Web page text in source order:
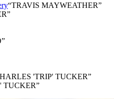
“TRAVIS MAYWEATHER”
”
'TRIP' TUCKER”
TUCKER”